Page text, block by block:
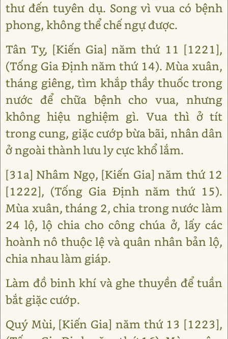
thư đến tuyên dụ. Song vì vua có bệnh
phong, không thể chế ngự được.
Tân Tỵ, [Kiến Gia] năm thứ 11 [1221],
(Tống Gia Định năm thứ 14). Mùa xuân,
tháng giêng, tìm khắp thầy thuốc trong
nước để chữa bệnh cho vua, nhưng
không hiệu nghiệm gì. Vua thì ở tít
trong cung, giặc cướp bừa bãi, nhân dân
ở ngoài thành lưu ly cực khổ lắm.
[31a] Nhâm Ngọ, [Kiến Gia] năm thứ 12
[1222], (Tống Gia Định năm thứ 15).
Mùa xuân, tháng 2, chia trong nước làm
24 lộ, lộ chia cho công chúa ở, lấy các
hoành nô thuộc lệ và quân nhân bản lộ,
chia nhau làm giáp.
Làm đồ binh khí và ghe thuyền để tuần
bắt giặc cướp.
Quý Mùi, [Kiến Gia] năm thứ 13 [1223],